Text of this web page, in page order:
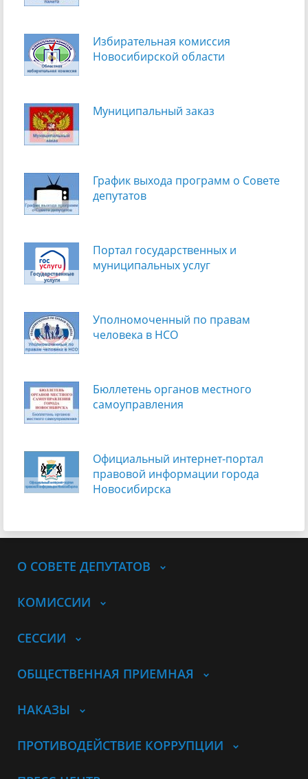
Избирательная комиссия
Новосибирской области
Муниципальный заказ
График выхода программ о Cовете
депутатов
Портал государственных и
муниципальных услуг
Уполномоченный по правам
человека в НСО
Бюллетень органов местного
самоуправления
Официальный интернет-портал
правовой информации города
Новосибирска
О СОВЕТЕ ДЕПУТАТОВ
КОМИССИИ
СЕССИИ
ОБЩЕСТВЕННАЯ ПРИЕМНАЯ
НАКАЗЫ
ПРОТИВОДЕЙСТВИЕ КОРРУПЦИИ